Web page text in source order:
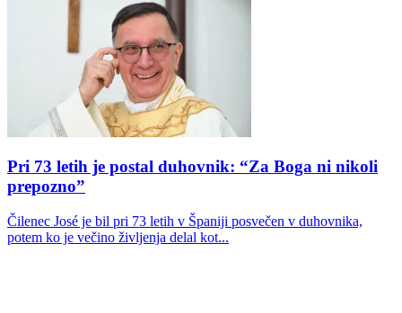
Pri 73 letih je postal duhovnik: “Za Boga ni nikoli
prepozno”
Čilenec José je bil pri 73 letih v Španiji posvečen v duhovnika,
potem ko je večino življenja delal kot...